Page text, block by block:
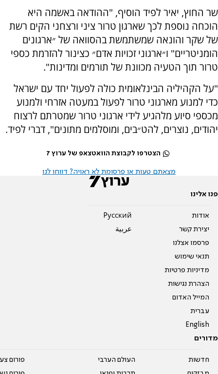
שר החוץ, יאיר לפיד הוסיף, "ההודאה באשמה היא
הוכחה נוספת לכך שארגון טרור ציני ורצחני הקים רשת
של שקר והונאה שמשתמשת בהסוואה של ״ארגונים
הומניטריים" ו״ארגוני זכויות אדם״ כצינור להזרמת כספי
טרור תוך הטעיה מכוונת של תורמים ומדינות".
"על הקהיליה הבינלאומית כולה לפעול יחד עם ישראל
כדי למנוע מארגוני טרור לפעול במעטה אזרחי ולמנוע
מכספי סיוע מלהגיע לידי ארגוני טרור שמטרתם לרצוח
יהודים, נוצרים, להט״בים, ומוסלמים מתונים", דברי לפיד.
הצטרפו לקבוצת הוואטצאפ של ערוץ 7
מצאתם טעות או פרסומת לא ראויה? דווחו לנו
פנו אלינו
אודות
יצירת קשר
פרסמו אצלנו
תנאי שימוש
מדיניות פרטיות
הצהרת נגישות
המייל האדום
עברית
English
Pусский
عربية
מדורים
חדשות
העולם הערבי
פורום